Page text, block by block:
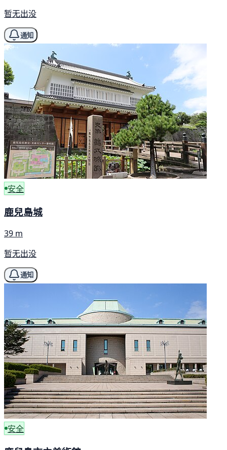
暂无出没
通知
安全
鹿兒島城
39 m
暂无出没
通知
安全